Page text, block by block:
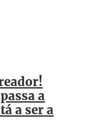
a
a ser a